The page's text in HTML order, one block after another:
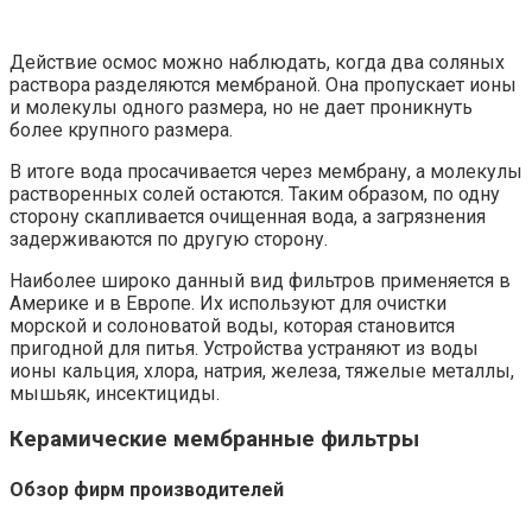
Действие осмос можно наблюдать, когда два соляных
раствора разделяются мембраной. Она пропускает ионы
и молекулы одного размера, но не дает проникнуть
более крупного размера.
В итоге вода просачивается через мембрану, а молекулы
растворенных солей остаются. Таким образом, по одну
сторону скапливается очищенная вода, а загрязнения
задерживаются по другую сторону.
Наиболее широко данный вид фильтров применяется в
Америке и в Европе. Их используют для очистки
морской и солоноватой воды, которая становится
пригодной для питья. Устройства устраняют из воды
ионы кальция, хлора, натрия, железа, тяжелые металлы,
мышьяк, инсектициды.
Керамические мембранные фильтры
Обзор фирм производителей